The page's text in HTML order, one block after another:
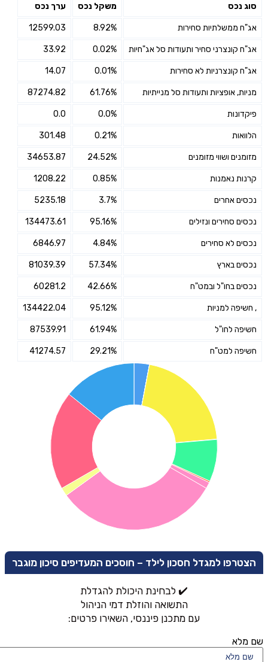
סוג נכס משקל נכס ערך נכס
אג"ח ממשלתיות סחירות 8.92%
12599.03
אג"ח קונצרני סחיר ותעודות סל אג"חיות 0.02%
33.92
אג"ח קונצרניות לא סחירות 0.01%
14.07
מניות, אופציות ותעודות סל מנייתיות 61.76%
87274.82
פיקדונות 0.0%
0.0
הלוואות 0.21%
301.48
מזומנים ושווי מזומנים 24.52%
34653.87
קרנות נאמנות 0.85%
1208.22
נכסים אחרים 3.7%
5235.18
נכסים סחירים ונזילים 95.16%
134473.61
נכסים לא סחירים 4.84%
6846.97
נכסים בארץ 57.34%
81039.39
נכסים בחו"ל ובמט"ח 42.66%
60281.2
, חשיפה למניות 95.12%
134422.04
חשיפה לחו"ל 61.94%
87539.91
חשיפה למט"ח 29.21%
41274.57
הצטרפו למגדל חסכון לילד – חוסכים המעדיפים סיכון מוגבר
✔️ לבחינת היכולת להגדלת
התשואה והוזלת דמי הניהול
עם מתכנן פיננסי, השאירו פרטים:
שם מלא